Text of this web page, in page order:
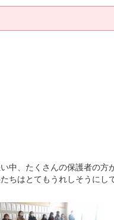
中、たくさんの保護者の方
ちはとてもうれしそうにし